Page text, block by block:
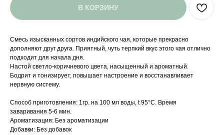
В КОРЗИНУ
Смесь изысканных сортов индийского чая, которые прекрасно
дополняют друг друга. Приятный, чуть терпкий вкус этого чая отлично
подходит для начала дня.
Настой светло-коричневого цвета, насыщенный и ароматный.
Бодрит и тонизирует, повышает настроение и восстанавливает
нервную систему.
Способ приготовления: 1гр. на 100 мл воды, t 95°C. Время
заваривания 5-6 мин.
Ароматизация: Без ароматизации
Добавки: Без добавок